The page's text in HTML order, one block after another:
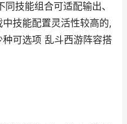
技能组合可适配输出、
技能配置灵活性较高的,
可选项 乱斗西游阵容搭